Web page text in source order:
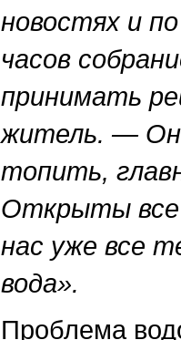
новостях и
часов
принимать
житель. —
топить,
Открыты все
нас уже все
вода».
Проблема